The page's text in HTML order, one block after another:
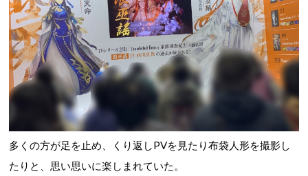
多くの方が足を止め、くり返しPVを見たり布袋人形を撮影し
たりと、思い思いに楽しまれていた。